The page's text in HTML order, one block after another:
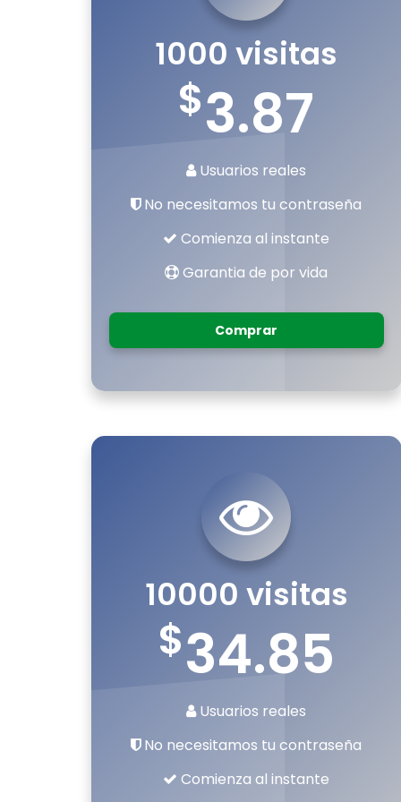
1000 visitas
$3.87
Usuarios reales
No necesitamos tu contraseña
Comienza al instante
Garantia de por vida
Comprar
10000 visitas
$34.85
Usuarios reales
No necesitamos tu contraseña
Comienza al instante